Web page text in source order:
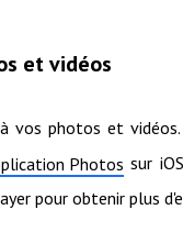
et vidéos
vos photos et
Photos sur
pour obtenir plus